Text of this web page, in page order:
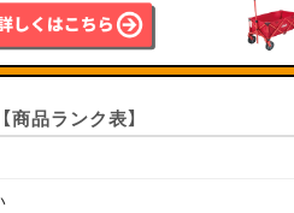
【商品ランク表】